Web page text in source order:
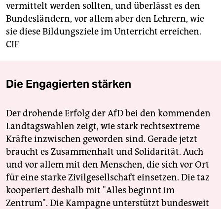
genossenschaft
epaper login
vermittelt werden sollten, und überlässt es den
Bundesländern, vor allem aber den Lehrern, wie
sie diese Bildungsziele im Unterricht erreichen.
CIF
Die Engagierten stärken
Der drohende Erfolg der AfD bei den kommenden
Landtagswahlen zeigt, wie stark rechtsextreme
Kräfte inzwischen geworden sind. Gerade jetzt
braucht es Zusammenhalt und Solidarität. Auch
und vor allem mit den Menschen, die sich vor Ort
für eine starke Zivilgesellschaft einsetzen. Die taz
kooperiert deshalb mit "Alles beginnt im
Zentrum". Die Kampagne unterstützt bundesweit